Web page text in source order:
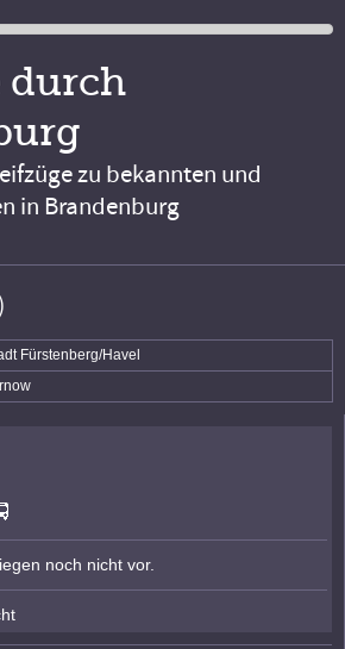
durch
zu bekannten und
in Brandenburg
Fürstenberg/Havel
noch nicht vor.